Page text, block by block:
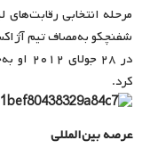
شفنچکو به‌مصاف تیم
در ۲۸
کرد.
عرصه بین‌المللی